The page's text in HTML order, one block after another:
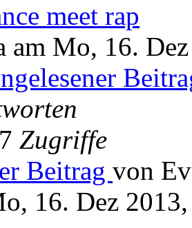
meet rap
am Mo, 16.
Zugriffe
Beitrag von
16. Dez